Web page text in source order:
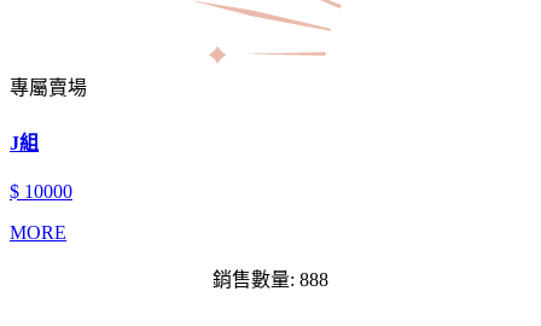
專屬賣場
J組
$ 10000
MORE
銷售數量: 888